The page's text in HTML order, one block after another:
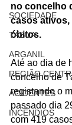
SOCIEDADE
TÁBUA
ARGANIL
REGIÃO
ACIDENTES
INCÊNDIOS
no concelho
casos ativos,
óbitos.
Até ao dia de
concelho de
registando o
passado dia
com 419